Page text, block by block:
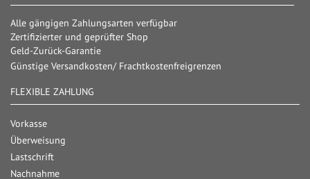
Alle gängigen Zahlungsarten verfügbar
Zertifizierter und geprüfter Shop
Geld-Zurück-Garantie
Günstige Versandkosten/ Frachtkostenfreigrenzen
FLEXIBLE ZAHLUNG
Vorkasse
Überweisung
Lastschrift
Nachnahme